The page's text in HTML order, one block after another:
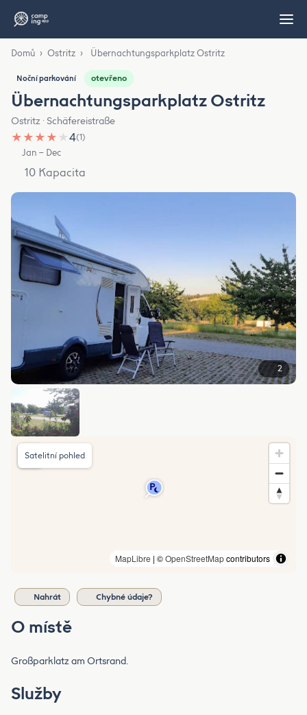
Domů › Ostritz › Übernachtungsparkplatz Ostritz
Noční parkování otevřeno
Übernachtungsparkplatz Ostritz
Ostritz · Schäfereistraße
★ ★ ★ ★ ★4(1)
Jan – Dec
10 Kapacita
2
MapLibre | ©OpenStreetMapcontributors
Satelitní pohled
Nahrát Chybné údaje?
O místě
Großparklatz am Ortsrand.
Služby